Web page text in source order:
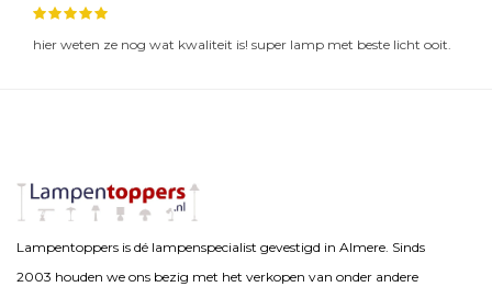
hier weten ze nog wat kwaliteit is! super lamp met beste licht ooit.
Lampentoppers is dé lampenspecialist gevestigd in Almere. Sinds
2003 houden we ons bezig met het verkopen van onder andere